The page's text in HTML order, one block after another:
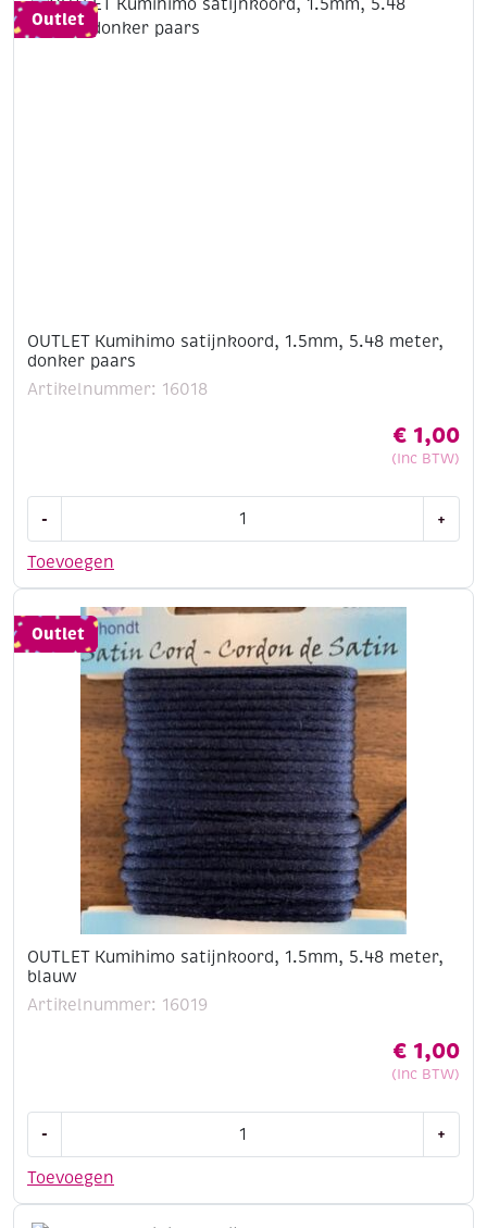
meter,
violet
Outlet
OUTLET Kumihimo satijnkoord, 1.5mm, 5.48 meter,
donker paars
Artikelnummer: 16018
€ 1,00
(Inc BTW)
Toevoegen
-
satijnkoord,
meter,
donker
+
Outlet
OUTLET Kumihimo satijnkoord, 1.5mm, 5.48 meter,
blauw
Artikelnummer: 16019
€ 1,00
(Inc BTW)
Toevoegen
-
satijnkoord,
5.48
+